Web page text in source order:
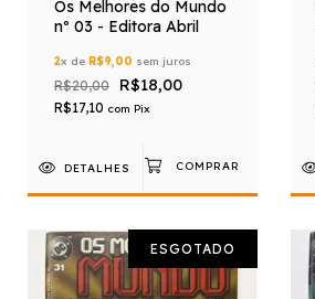
Os Melhores do Mundo
nº 03 - Editora Abril
2x de R$9,00 sem juros
R$20,00 R$18,00
R$17,10 com Pix
DETALHES
ESGOTADO